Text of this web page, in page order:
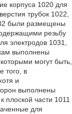
корпуса 1020 для
трубок 1022,
были размещены
резьбу
электродов 1031,
выполнены
могут быть,
того, в
и
выполнены
плоской части 1011
для